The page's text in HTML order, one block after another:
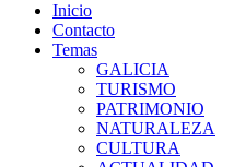
Inicio
Contacto
Temas
GALICIA
TURISMO
PATRIMONIO
NATURALEZA
CULTURA